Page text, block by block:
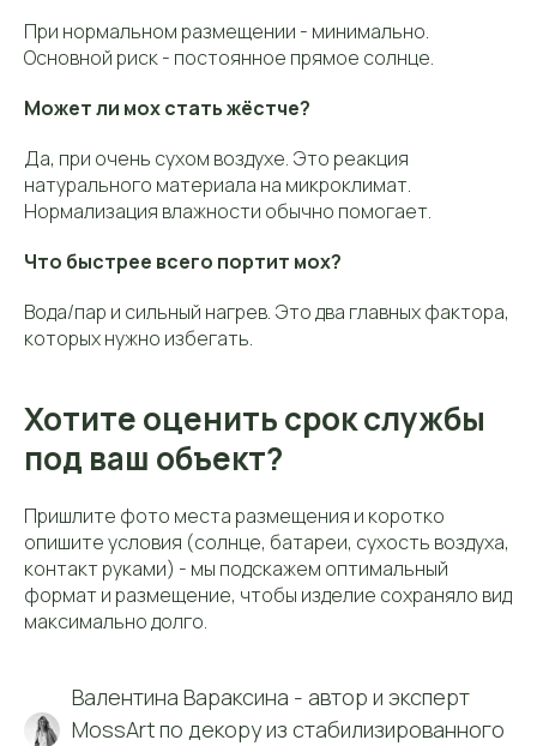
При нормальном размещении - минимально.
Основной риск - постоянное прямое солнце.
Может ли мох стать жёстче?
Да, при очень сухом воздухе. Это реакция
натурального материала на микроклимат.
Нормализация влажности обычно помогает.
Что быстрее всего портит мох?
Вода/пар и сильный нагрев. Это два главных фактора,
которых нужно избегать.
Хотите оценить срок службы
под ваш объект?
Пришлите фото места размещения и коротко
опишите условия (солнце, батареи, сухость воздуха,
контакт руками) - мы подскажем оптимальный
формат и размещение, чтобы изделие сохраняло вид
максимально долго.
Валентина Вараксина - автор и эксперт
MossArt по декору из стабилизированного
Контакты